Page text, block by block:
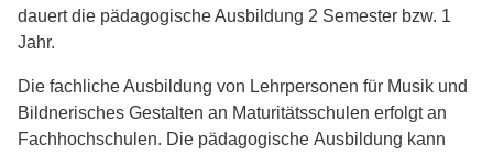
dauert die pädagogische Ausbildung 2 Semester bzw. 1
Jahr.
Die fachliche Ausbildung von Lehrpersonen für Musik und
Bildnerisches Gestalten an Maturitätsschulen erfolgt an
Fachhochschulen. Die pädagogische Ausbildung kann